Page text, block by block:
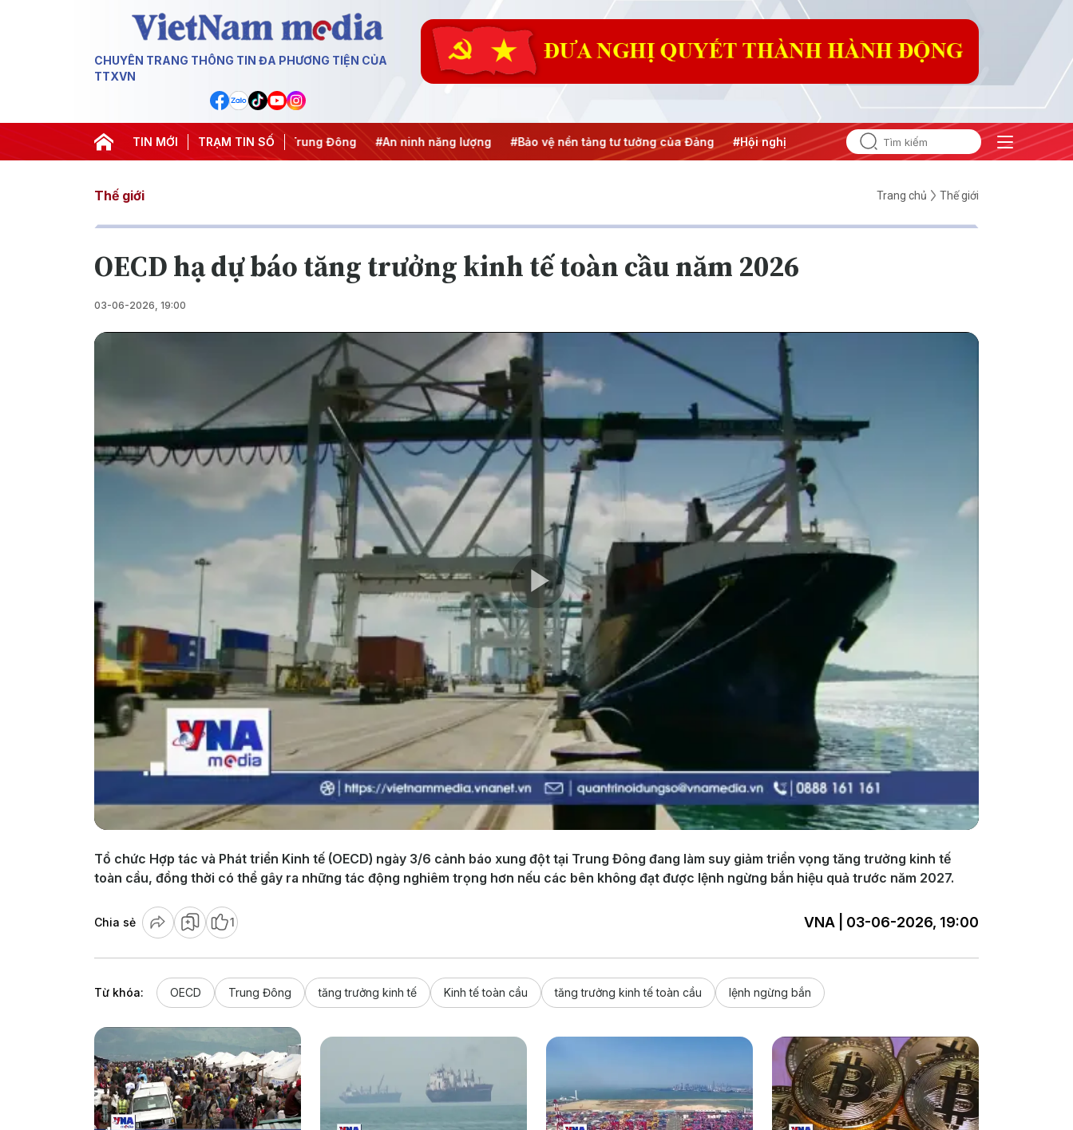
CHUYÊN TRANG THÔNG TIN ĐA PHƯƠNG TIỆN CỦA
TTXVN
TIN MỚI TRẠM TIN SỐ
#Chống khai thác IUU #Căng thẳng Trung Đông #An ninh năng lượng #Bảo vệ nền tảng tư tưởng của Đảng #Hội nghị Trung ương 3
Thế giới Trang chủ Thế giới
OECD hạ dự báo tăng trưởng kinh tế toàn cầu năm 2026
03-06-2026, 19:00
Play
Video
Tổ chức Hợp tác và Phát triển Kinh tế (OECD) ngày 3/6 cảnh báo xung đột tại Trung Đông đang làm suy giảm triển vọng tăng trưởng kinh tế
toàn cầu, đồng thời có thể gây ra những tác động nghiêm trọng hơn nếu các bên không đạt được lệnh ngừng bắn hiệu quả trước năm 2027.
Chia sẻ 1 VNA | 03-06-2026, 19:00
Từ khóa: OECD Trung Đông tăng trưởng kinh tế Kinh tế toàn cầu tăng trưởng kinh tế toàn cầu lệnh ngừng bắn